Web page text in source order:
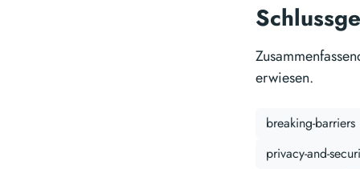
erwiesen.
breaking-barriers
privacy-and-